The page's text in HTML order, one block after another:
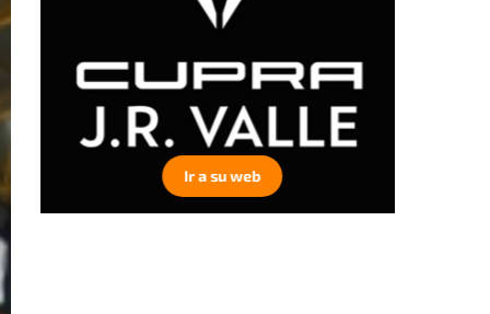
Ir a su web